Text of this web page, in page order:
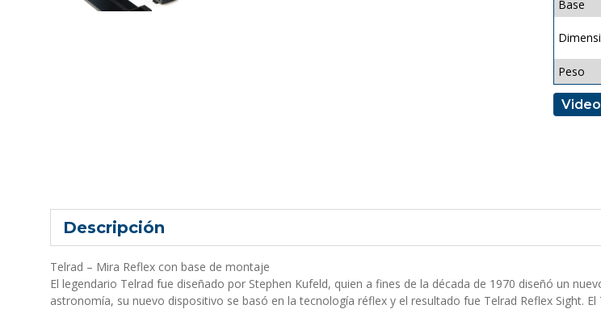
Base
Peso
Descripción
Telrad – Mira Reflex con base de montaje
El legendario Telrad fue diseñado por Stephen Kufeld, quien a fines de la década de 1970 diseñó un
astronomía, su nuevo dispositivo se basó en la tecnología réflex y el resultado fue Telrad Reflex Sight.